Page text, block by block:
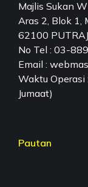
Majlis Sukan
Aras 2, Blok 1,
62100
No Tel : 03-
Email :
Waktu Operasi
Jumaat)
Pautan